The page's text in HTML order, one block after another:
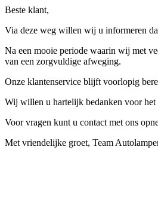
Beste klant,
Via deze weg willen wij u informeren
Na een mooie periode waarin wij met
van een zorgvuldige afweging.
Onze klantenservice blijft voorlopig
Wij willen u hartelijk bedanken voor het
Voor vragen kunt u contact met ons
Met vriendelijke groet, Team